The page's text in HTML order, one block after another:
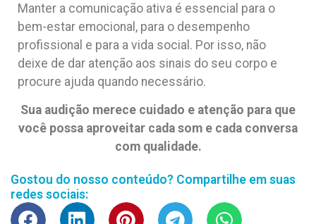
Manter a comunicação ativa é essencial para o
bem-estar emocional, para o desempenho
profissional e para a vida social. Por isso, não
deixe de dar atenção aos sinais do seu corpo e
procure ajuda quando necessário.
Sua audição merece cuidado e atenção para que
você possa aproveitar cada som e cada conversa
com qualidade.
Gostou do nosso conteúdo? Compartilhe em suas
redes sociais: